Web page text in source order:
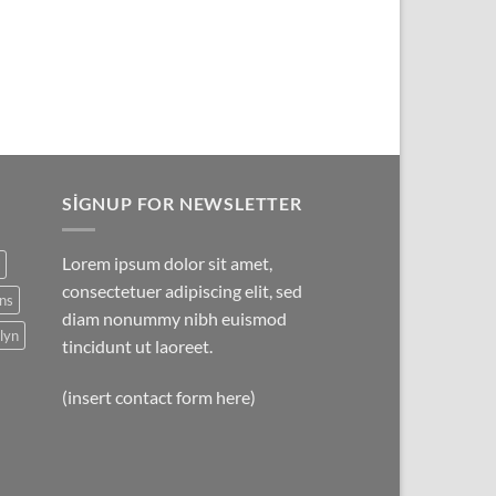
lyn
SIGNUP FOR NEWSLETTER
Lorem ipsum dolor sit amet,
consectetuer adipiscing elit, sed
diam nonummy nibh euismod
tincidunt ut laoreet.
(insert contact form here)